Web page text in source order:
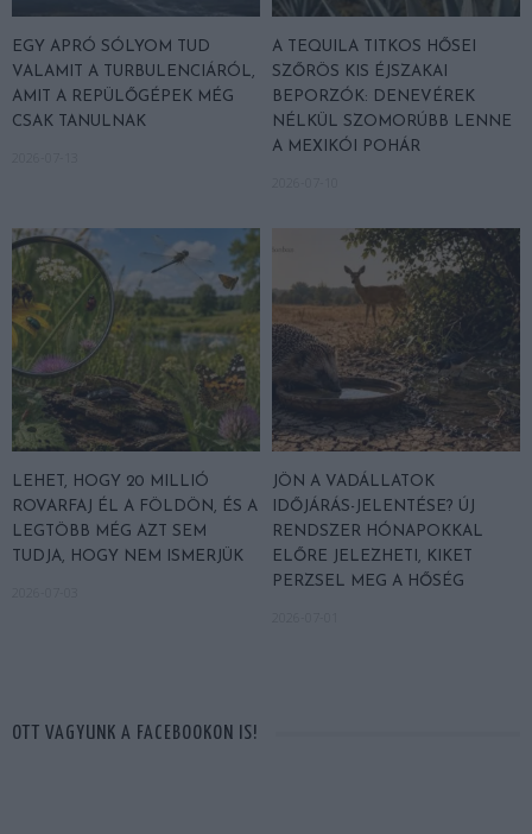
EGY APRÓ SÓLYOM TUD
VALAMIT A TURBULENCIÁRÓL,
AMIT A REPÜLŐGÉPEK MÉG
CSAK TANULNAK
A TEQUILA TITKOS HŐSEI
SZŐRÖS KIS ÉJSZAKAI
BEPORZÓK: DENEVÉREK
NÉLKÜL SZOMORÚBB LENNE
A MEXIKÓI POHÁR
LEHET, HOGY 20 MILLIÓ
ROVARFAJ ÉL A FÖLDÖN, ÉS A
LEGTÖBB MÉG AZT SEM
TUDJA, HOGY NEM ISMERJÜK
JÖN A VADÁLLATOK
IDŐJÁRÁS-JELENTÉSE? ÚJ
RENDSZER HÓNAPOKKAL
ELŐRE JELEZHETI, KIKET
PERZSEL MEG A HŐSÉG
OTT VAGYUNK A FACEBOOKON IS!